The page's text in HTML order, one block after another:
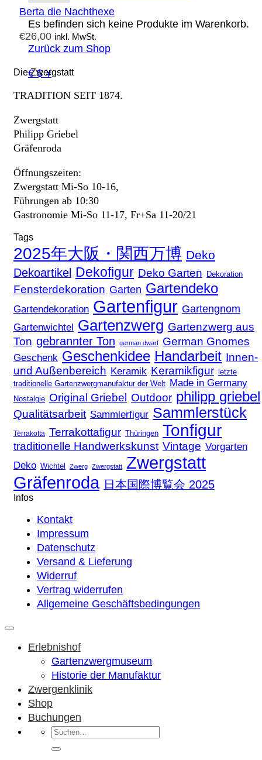
Es befinden sich keine Produkte im Warenkorb.
Zurück zum Shop
€ $ ¥
Berta die Nachthexe
€26,00 inkl. MwSt.
Die Zwergstatt
TRADITION SEIT 1874.
Zwergstatt
Philipp Griebel
Gräfenroda
Öffnungszeiten:
Zwergstatt Mi-So 10-16,
Führungen ab 10:30
Gastronomie Mi-So 11-17, Fr+Sa 11-20/21
Tags
2025年大阪・関西万博 Deko
Dekoartikel Dekofigur Deko Garten Dekoration
Fensterdekoration Garten Gartendeko
Gartendekoration Gartenfigur Gartengnom
Gartenwichtel Gartenzwerg Gartenzwerg aus
Ton gebrannter Ton german dwarf German Gnomes
Geschenk Geschenkidee Handarbeit Innen-
und Außenbereich Keramik Keramikfigur
letzte
traditionelle Gartenzwergmanufaktur der Welt Made in Germany
Nostalgie Original Griebel Outdoor philipp griebel
Qualitätsarbeit Sammlerfigur Sammlerstück
Terrakotta Terrakottafigur Thüringen Tonfigur
traditionelle Handwerkskunst Vintage Vorgarten
Deko Wichtel Zwerg Zwergstatt
Zwergstatt
Gräfenroda 日本国際博覧会 2025
Infos
Kontakt
Impressum
Datenschutz
Versand & Lieferung
Widerruf
Vertrag widerrufen
Allgemeine Geschäftsbedingungen
Erlebnishof
Gartenzwergmuseum
Historie der Manufaktur
Zwergenklinik
Shop
Buchungen
Suchen
nach: